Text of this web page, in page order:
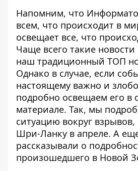
Напомним, что
всем, что происходит в
освещает все, что
Чаще всего такие
наш традиционный ТОП
Однако в случае, если
настоящему важно и
подробно освещаем его в
материале. Так, мы
ситуацию вокруг
Шри-Ланку в апреле. А
рассказывали о
произошедшего в Новой